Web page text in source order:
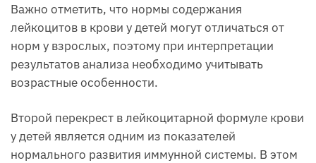
Важно отметить, что нормы содержания
лейкоцитов в крови у детей могут отличаться от
норм у взрослых, поэтому при интерпретации
результатов анализа необходимо учитывать
возрастные особенности.
Второй перекрест в лейкоцитарной формуле крови
у детей является одним из показателей
нормального развития иммунной системы. В этом